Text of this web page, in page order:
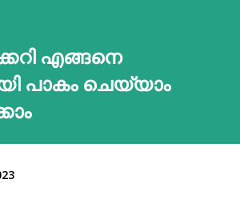
എങ്ങനെ
പാകം ചെയ്യാം